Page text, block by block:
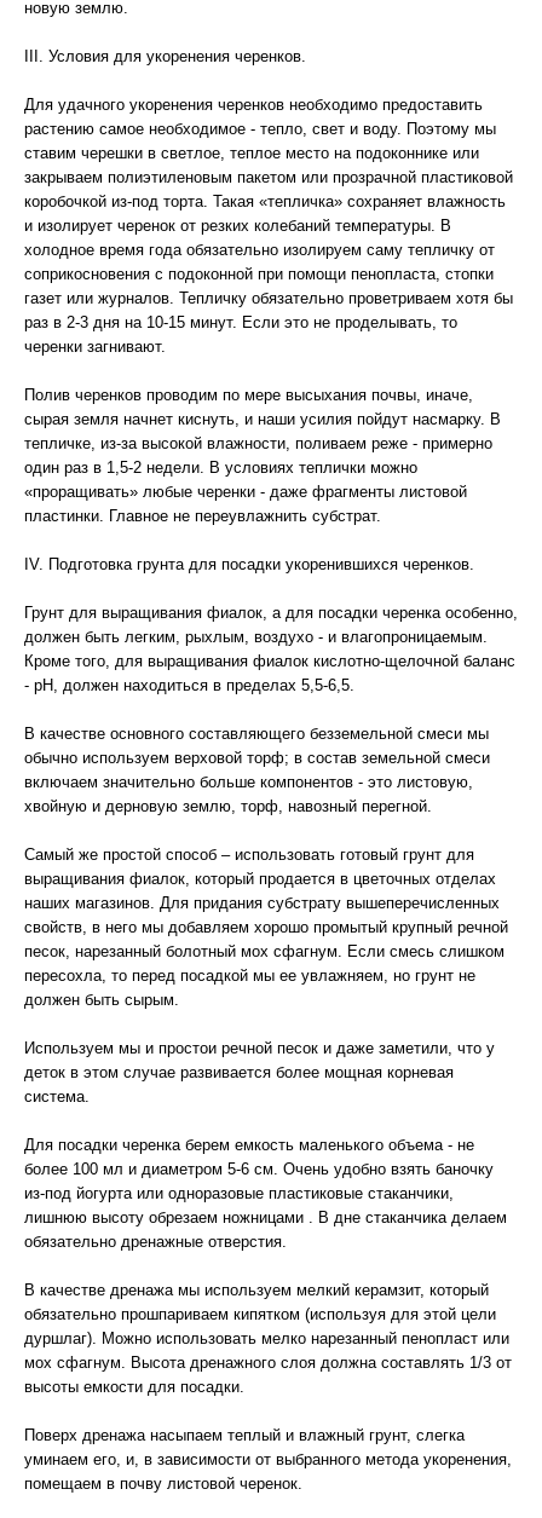
новую землю.
III. Условия для укоренения черенков.
Для удачного укоренения черенков необходимо предоставить
растению самое необходимое - тепло, свет и воду. Поэтому мы
ставим черешки в светлое, теплое место на подоконнике или
закрываем полиэтиленовым пакетом или прозрачной пластиковой
коробочкой из-под торта. Такая «тепличка» сохраняет влажность
и изолирует черенок от резких колебаний температуры. В
холодное время года обязательно изолируем саму тепличку от
соприкосновения с подоконной при помощи пенопласта, стопки
газет или журналов. Тепличку обязательно проветриваем хотя бы
раз в 2-3 дня на 10-15 минут. Если это не проделывать, то
черенки загнивают.
Полив черенков проводим по мере высыхания почвы, иначе,
сырая земля начнет киснуть, и наши усилия пойдут насмарку. В
тепличке, из-за высокой влажности, поливаем реже - примерно
один раз в 1,5-2 недели. В условиях теплички можно
«проращивать» любые черенки - даже фрагменты листовой
пластинки. Главное не переувлажнить субстрат.
IV. Подготовка грунта для посадки укоренившихся черенков.
Грунт для выращивания фиалок, а для посадки черенка особенно,
должен быть легким, рыхлым, воздухо - и влагопроницаемым.
Кроме того, для выращивания фиалок кислотно-щелочной баланс
- рН, должен находиться в пределах 5,5-6,5.
В качестве основного составляющего безземельной смеси мы
обычно используем верховой торф; в состав земельной смеси
включаем значительно больше компонентов - это листовую,
хвойную и дерновую землю, торф, навозный перегной.
Самый же простой способ – использовать готовый грунт для
выращивания фиалок, который продается в цветочных отделах
наших магазинов. Для придания субстрату вышеперечисленных
свойств, в него мы добавляем хорошо промытый крупный речной
песок, нарезанный болотный мох сфагнум. Если смесь слишком
пересохла, то перед посадкой мы ее увлажняем, но грунт не
должен быть сырым.
Используем мы и простои речной песок и даже заметили, что у
деток в этом случае развивается более мощная корневая
система.
Для посадки черенка берем емкость маленького объема - не
более 100 мл и диаметром 5-6 см. Очень удобно взять баночку
из-под йогурта или одноразовые пластиковые стаканчики,
лишнюю высоту обрезаем ножницами . В дне стаканчика делаем
обязательно дренажные отверстия.
В качестве дренажа мы используем мелкий керамзит, который
обязательно прошпариваем кипятком (используя для этой цели
дуршлаг). Можно использовать мелко нарезанный пенопласт или
мох сфагнум. Высота дренажного слоя должна составлять 1/3 от
высоты емкости для посадки.
Поверх дренажа насыпаем теплый и влажный грунт, слегка
уминаем его, и, в зависимости от выбранного метода укоренения,
помещаем в почву листовой черенок.